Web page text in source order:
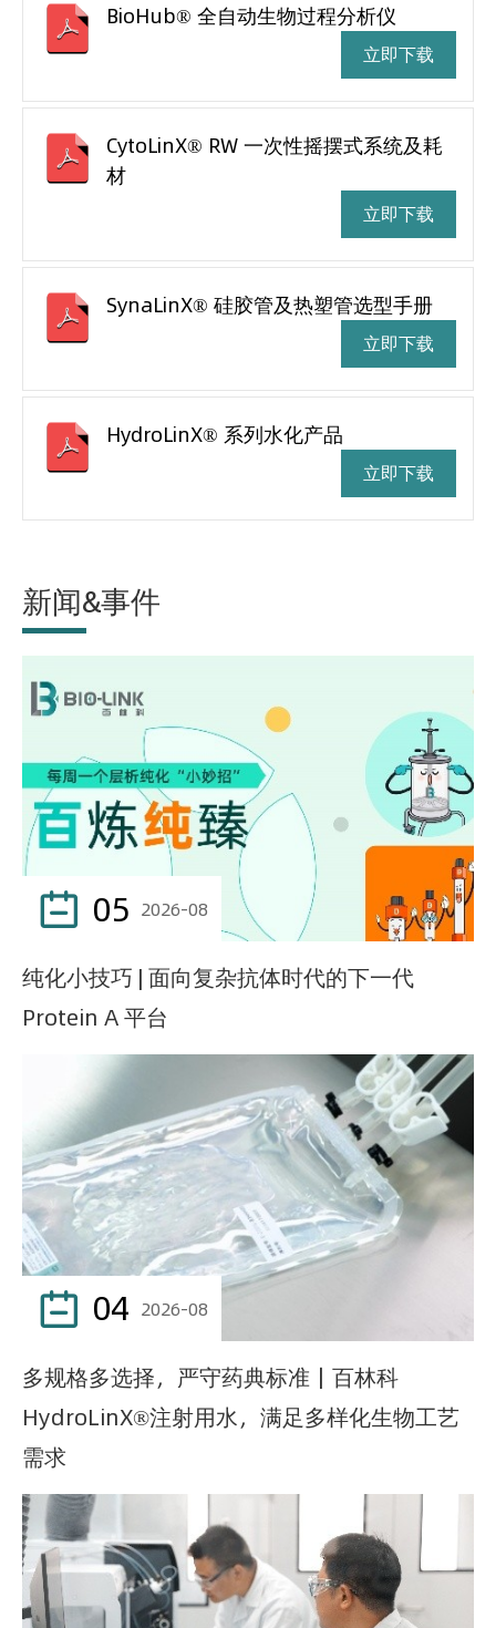
BioHub® 全自动生物过程分析仪
立即下载
CytoLinX® RW 一次性摇摆式系统及耗
材
立即下载
SynaLinX® 硅胶管及热塑管选型手册
立即下载
HydroLinX® 系列水化产品
立即下载
新闻&事件
 05 2026-08
纯化小技巧 | 面向复杂抗体时代的下一代
Protein A 平台
 04 2026-08
多规格多选择，严守药典标准｜百林科
HydroLinX®注射用水，满足多样化生物工艺
需求